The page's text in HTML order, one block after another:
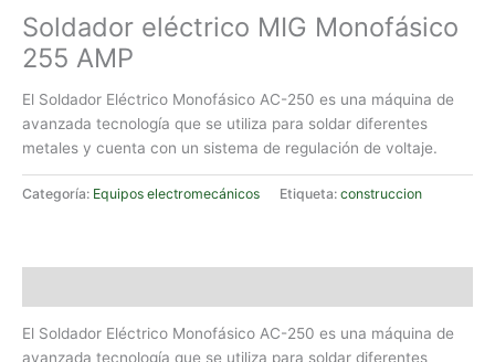
Soldador eléctrico MIG Monofásico
255 AMP
El Soldador Eléctrico Monofásico AC-250 es una máquina de
avanzada tecnología que se utiliza para soldar diferentes
metales y cuenta con un sistema de regulación de voltaje.
Categoría: Equipos electromecánicos Etiqueta: construccion
El Soldador Eléctrico Monofásico AC-250 es una máquina de
avanzada tecnología que se utiliza para soldar diferentes